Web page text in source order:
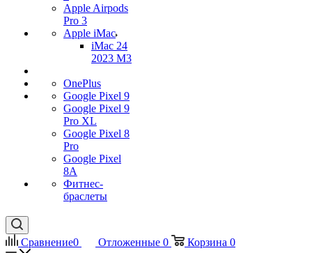
Apple Airpods
Pro 3
Apple iMac
iMac 24
2023 M3
OnePlus
Google Pixel 9
Google Pixel 9
Pro XL
Google Pixel 8
Pro
Google Pixel
8A
Фитнес-
браслеты
Сравнение0 Отложенные 0 Корзина 0